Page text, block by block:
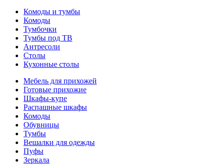
Комоды и тумбы
Комоды
Тумбочки
Тумбы под ТВ
Антресоли
Столы
Кухонные столы
Мебель для прихожей
Готовые прихожие
Шкафы-купе
Распашные шкафы
Комоды
Обувницы
Тумбы
Вешалки для одежды
Пуфы
Зеркала